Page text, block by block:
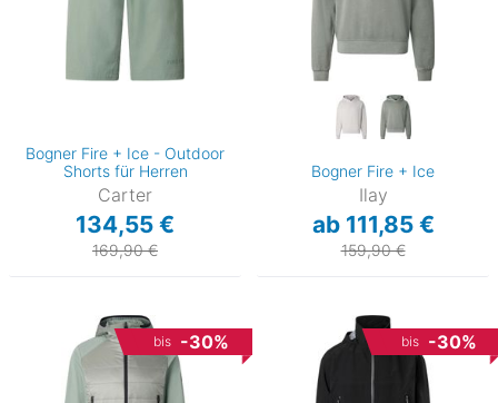
Bogner Fire + Ice - Outdoor
Shorts für Herren
Carter
134,55 €
169,90 €
Bogner Fire + Ice
Ilay
ab 111,85 €
159,90 €
bis -30% bis -30%